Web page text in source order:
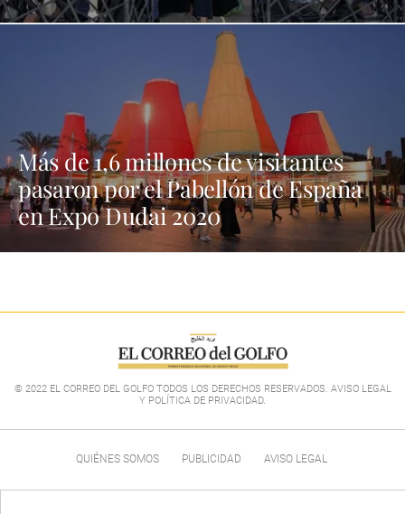
Más de 1,6 millones de visitantes
pasaron por el Pabellón de España
en Expo Dudai 2020
© 2022 EL CORREO DEL GOLFO TODOS LOS DERECHOS RESERVADOS. AVISO LEGAL
Y POLÍTICA DE PRIVACIDAD.
QUIÉNES SOMOS PUBLICIDAD AVISO LEGAL